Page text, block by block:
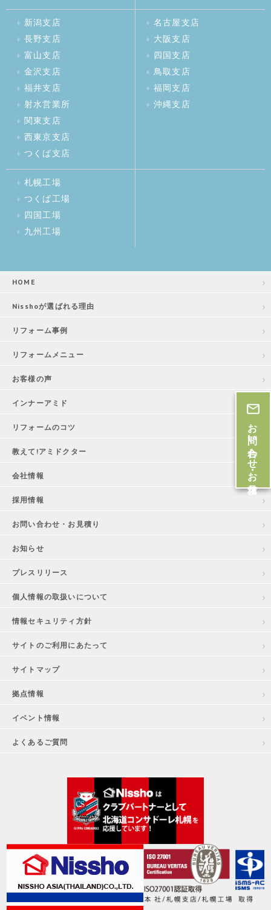
新潟支店
長野支店
富山支店
金沢支店
福井支店
射水営業所
関東支店
西東京支店
つくば支店
名古屋支店
大阪支店
四国支店
鳥取支店
福岡支店
沖縄支店
札幌工場
つくば工場
四国工場
九州工場
HOME
Nisshoが選ばれる理由
リフォーム事例
リフォームメニュー
お客様の声
インナーアミド
リフォームのコツ
教えて!アミドクター
会社情報
採用情報
お問い合わせ・お見積り
お知らせ
プレスリリース
個人情報の取扱いについて
情報セキュリティ方針
サイトのご利用にあたって
サイトマップ
拠点情報
イベント情報
よくあるご質問
お問い合わせ・お見積